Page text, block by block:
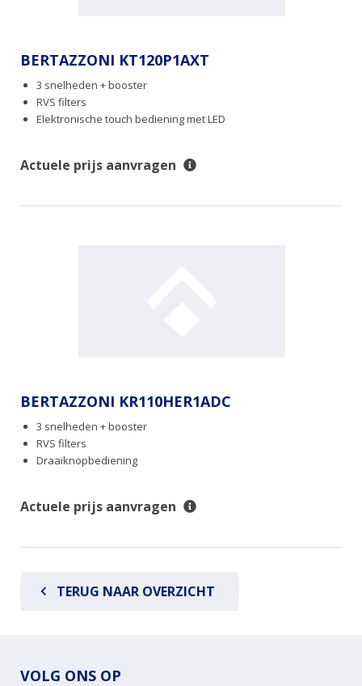
BERTAZZONI KT120P1AXT
3 snelheden + booster
RVS filters
Elektronische touch bediening met LED
Actuele prijs aanvragen
BERTAZZONI KR110HER1ADC
3 snelheden + booster
RVS filters
Draaiknopbediening
Actuele prijs aanvragen
TERUG NAAR OVERZICHT
VOLG ONS OP